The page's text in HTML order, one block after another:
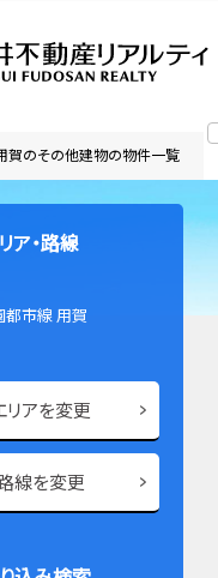
賀のその他建物の物件一覧
ア・路線
都市線 用賀
リアを変更
線を変更